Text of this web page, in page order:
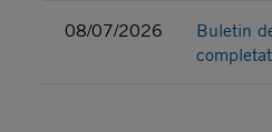
08/07/2026
Buletin